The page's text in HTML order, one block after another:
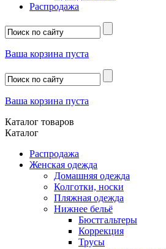
Распродажа
Ваша корзина пуста
Ваша корзина пуста
Каталог товаров
Каталог
Распродажа
Женская одежда
Домашняя одежда
Колготки, носки
Пляжная одежда
Нижнее бельё
Бюстгальтеры
Коррекция
Трусы